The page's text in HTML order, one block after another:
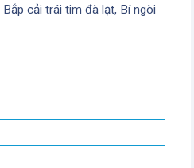
Bắp cải trái tim đà lạt, Bí ngòi